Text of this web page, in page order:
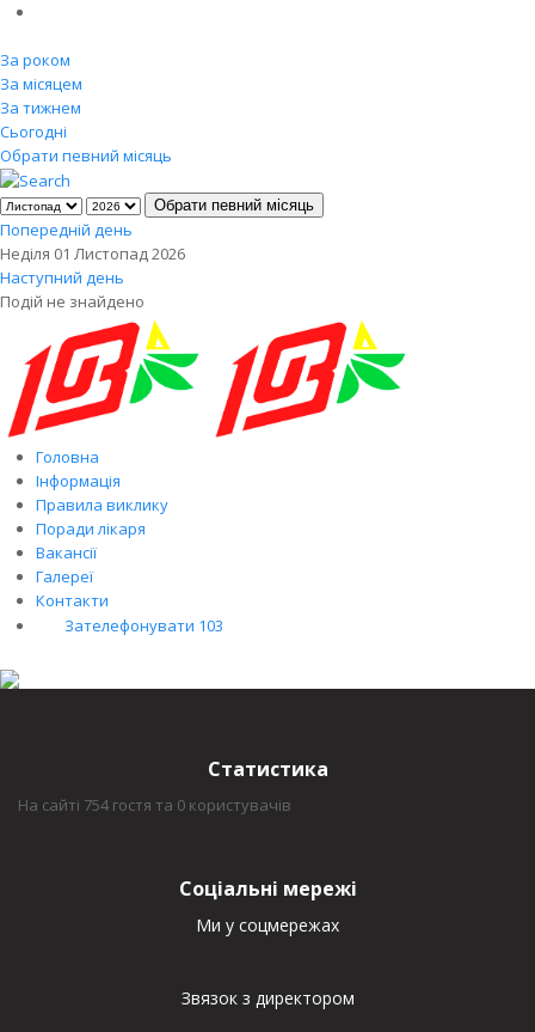
За роком
За місяцем
За тижнем
Сьогодні
Обрати певний місяць
Обрати певний місяць
Попередній день
Неділя 01 Листопад 2026
Наступний день
Подій не знайдено
Головна
Інформація
Правила виклику
Поради лікаря
Вакансії
Галереї
Контакти
Зателефонувати 103
Статистика
На сайті 754 гостя та 0 користувачів
Соціальні мережі
Ми у соцмережах
Звязок з директором